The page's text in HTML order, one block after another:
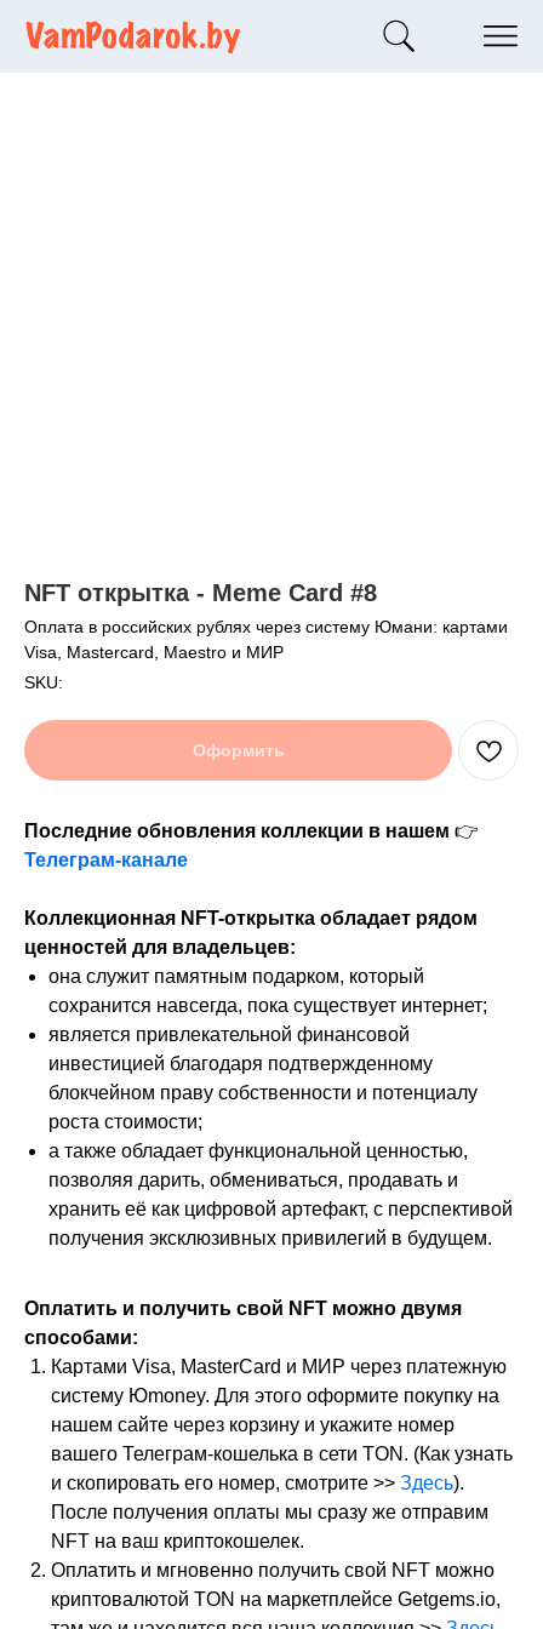
NFT открытка - Meme Card #8
Оплата в российских рублях через систему Юмани: картами
Visa, Mastercard, Maestro и МИР
SKU:
Оформить
Последние обновления коллекции в нашем 👉
Телеграм-канале
Коллекционная NFT-открытка обладает рядом
ценностей для владельцев:
она служит памятным подарком, который
сохранится навсегда, пока существует интернет;
является привлекательной финансовой
инвестицией благодаря подтвержденному
блокчейном праву собственности и потенциалу
роста стоимости;
а также обладает функциональной ценностью,
позволяя дарить, обмениваться, продавать и
хранить её как цифровой артефакт, с перспективой
получения эксклюзивных привилегий в будущем.
Оплатить и получить свой NFT можно двумя
способами:
Картами Visa, MasterCard и МИР через платежную
систему Юmoney. Для этого оформите покупку на
нашем сайте через корзину и укажите номер
вашего Телеграм-кошелька в сети TON. (Как узнать
и скопировать его номер, смотрите >> Здесь).
После получения оплаты мы сразу же отправим
NFT на ваш криптокошелек.
Оплатить и мгновенно получить свой NFT можно
криптовалютой TON на маркетплейсе Getgems.io,